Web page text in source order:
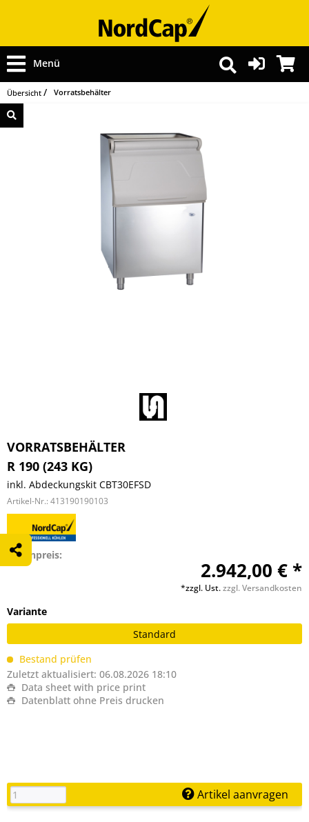
Menü
Übersicht Vorratsbehälter
VORRATSBEHÄLTER
R 190 (243 KG)
inkl. Abdeckungskit CBT30EFSD
Artikel-Nr.: 413190190103
Listenpreis:
2.942,00 € *
*zzgl. Ust.zzgl. Versandkosten
Variante
Standard
Bestand prüfen
Zuletzt aktualisiert: 06.08.2026 18:10
Data sheet with price print
Datenblatt ohne Preis drucken
Artikel aanvragen